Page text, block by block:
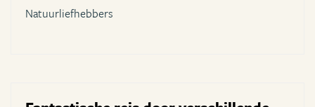
Natuurliefhebbers